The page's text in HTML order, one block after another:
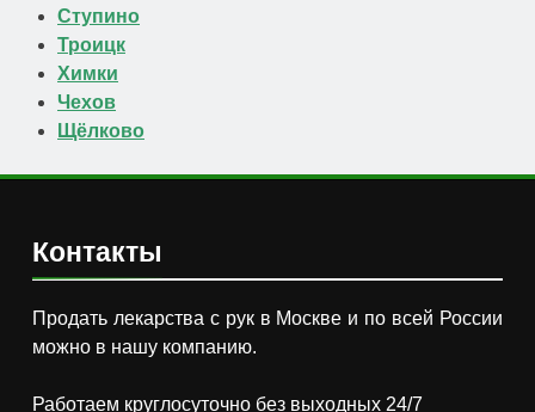
Ступино
Троицк
Химки
Чехов
Щёлково
Контакты
Продать лекарства с рук в Москве и по всей России
можно в нашу компанию.
Работаем круглосуточно без выходных 24/7